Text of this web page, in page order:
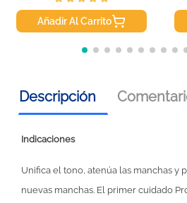
Añadir Al Carrito
Descripción
Indicaciones
Unifica el tono, atenúa las manchas y
nuevas manchas. El primer cuidado